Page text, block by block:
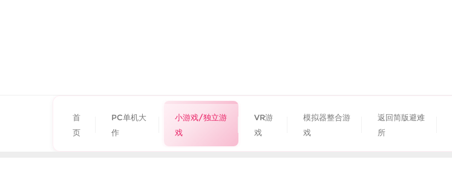
首
页
PC单机大
作
小游戏/独立游
戏
VR游
戏
模拟器整合游
戏
返回简版避难
所